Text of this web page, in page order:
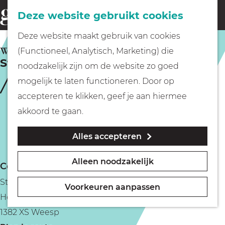
Deze website gebruikt cookies
Deze website maakt gebruik van cookies
(Functioneel, Analytisch, Marketing) die
noodzakelijk zijn om de website zo goed
mogelijk te laten functioneren. Door op
accepteren te klikken, geef je aan hiermee
akkoord te gaan.
Alles accepteren
Alleen noodzakelijk
Voorkeuren aanpassen
G
a
n
a
o
m
e
p
Fietsen
Wandelen
Geocachen
Naar het museum
o
e
k
e
n
St. Laurentiuskerk
WEESP
Contact
St. Laurentiuskerk
Herengracht 16
1382 XS Weesp